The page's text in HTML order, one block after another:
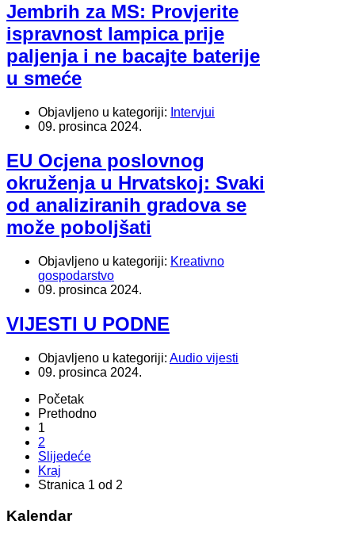
Jembrih za MS: Provjerite
ispravnost lampica prije
paljenja i ne bacajte baterije
u smeće
Objavljeno u kategoriji: Intervjui
09. prosinca 2024.
EU Ocjena poslovnog
okruženja u Hrvatskoj: Svaki
od analiziranih gradova se
može poboljšati
Objavljeno u kategoriji: Kreativno
gospodarstvo
09. prosinca 2024.
VIJESTI U PODNE
Objavljeno u kategoriji: Audio vijesti
09. prosinca 2024.
Početak
Prethodno
1
2
Slijedeće
Kraj
Stranica 1 od 2
Kalendar